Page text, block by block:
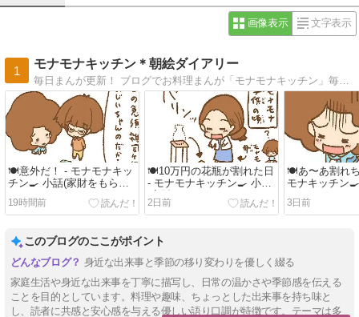
画像表示 文字表示
1
モナモナキッチン＊朝絵ダイアリー
毎日まんが更新！ ブログでお料理まんが「モナモナキッチン」毎日更新中〜♪ イラストとかまんがを描いてるのが好き（＊＾ｖ＾＊
🍽️意外だ！ - モナモナキッ
チン🍳 小話(家財をもら
お！)
19時間前
🍽️10万円の花瓶が割れた日
- モナモナキッチン🍳 小話
(家財をもらお！)
2日前
🍽️あ〜あ割れ
モナキッチン
をもらお！)
3日前
このブログのここがポイント
身近な出来事と季節の移り変わりを優しく綴る
家庭生活や身近な出来事を丁寧に描写し、日常の温かさや季節感を伝える
ことを目的としています。料理や趣味、ちょっとした出来事を持ち味と
し、読者に共感と安心感を与える優しい語り口調が特徴です。テーマは多